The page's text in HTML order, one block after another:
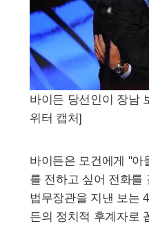
바이든 당선인이 장남
위터 캡처]
바이든은 모건에게 "아
를 전하고 싶어 전화를
법무장관을 지낸 보는
든의 정치적 후계자로